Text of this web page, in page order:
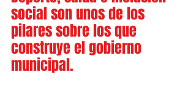
social son unos de los
pilares sobre los que
construye el gobierno
municipal.